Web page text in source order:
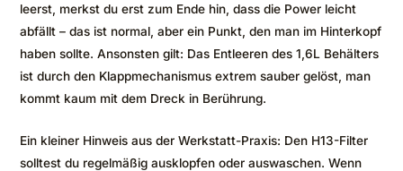
leerst, merkst du erst zum Ende hin, dass die Power leicht
abfällt – das ist normal, aber ein Punkt, den man im Hinterkopf
haben sollte. Ansonsten gilt: Das Entleeren des 1,6L Behälters
ist durch den Klappmechanismus extrem sauber gelöst, man
kommt kaum mit dem Dreck in Berührung.
Ein kleiner Hinweis aus der Werkstatt-Praxis: Den H13-Filter
solltest du regelmäßig ausklopfen oder auswaschen. Wenn